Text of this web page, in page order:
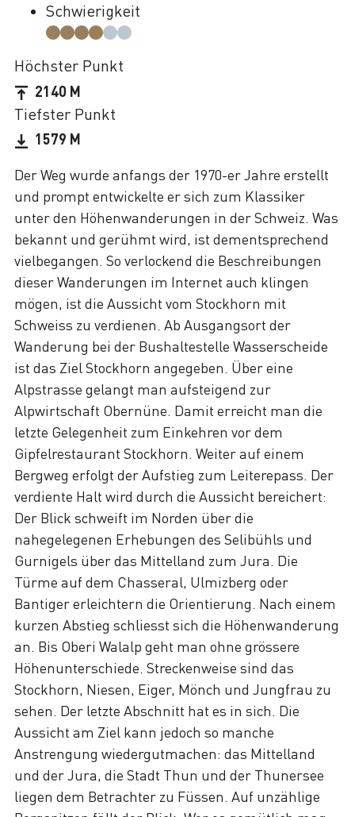
Der Weg wurde anfangs der 1970-er Jahre erstellt
und prompt entwickelte er sich zum Klassiker
unter den Höhenwanderungen in der Schweiz. Was
bekannt und gerühmt wird, ist dementsprechend
vielbegangen. So verlockend die Beschreibungen
dieser Wanderungen im Internet auch klingen
mögen, ist die Aussicht vom Stockhorn mit
Schweiss zu verdienen. Ab Ausgangsort der
Wanderung bei der Bushaltestelle Wasserscheide
ist das Ziel Stockhorn angegeben. Über eine
Alpstrasse gelangt man aufsteigend zur
Alpwirtschaft Obernüne. Damit erreicht man die
letzte Gelegenheit zum Einkehren vor dem
Gipfelrestaurant Stockhorn. Weiter auf einem
Bergweg erfolgt der Aufstieg zum Leiterepass. Der
verdiente Halt wird durch die Aussicht bereichert:
Der Blick schweift im Norden über die
nahegelegenen Erhebungen des Selibühls und
Gurnigels über das Mittelland zum Jura. Die
Türme auf dem Chasseral, Ulmizberg oder
Bantiger erleichtern die Orientierung. Nach einem
kurzen Abstieg schliesst sich die Höhenwanderung
an. Bis Oberi Walalp geht man ohne grössere
Höhenunterschiede. Streckenweise sind das
Stockhorn, Niesen, Eiger, Mönch und Jungfrau zu
sehen. Der letzte Abschnitt hat es in sich. Die
Aussicht am Ziel kann jedoch so manche
Anstrengung wiedergutmachen: das Mittelland
und der Jura, die Stadt Thun und der Thunersee
liegen dem Betrachter zu Füssen. Auf unzählige
Schwierigkeit
Höchster Punkt
2140 M
Tiefster Punkt
1579 M